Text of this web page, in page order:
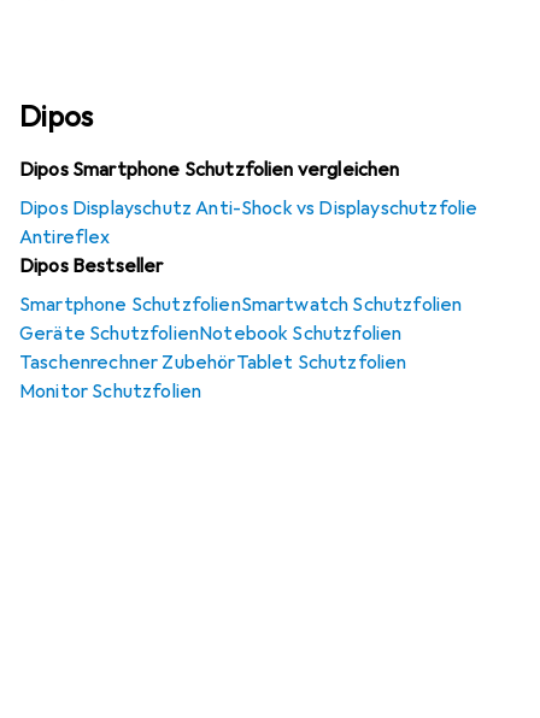
Dipos
Dipos Smartphone Schutzfolien vergleichen
Dipos Displayschutz Anti-Shock vs Displayschutzfolie
Antireflex
Dipos Bestseller
Smartphone SchutzfolienSmartwatch Schutzfolien
Geräte SchutzfolienNotebook Schutzfolien
Taschenrechner ZubehörTablet Schutzfolien
Monitor Schutzfolien